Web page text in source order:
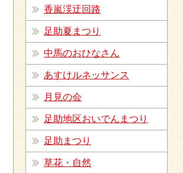
香嵐渓迂回路
足助夏まつり
中馬のおひなさん
あすけルネッサンス
月見の会
足助地区おいでんまつり
足助まつり
草花・自然